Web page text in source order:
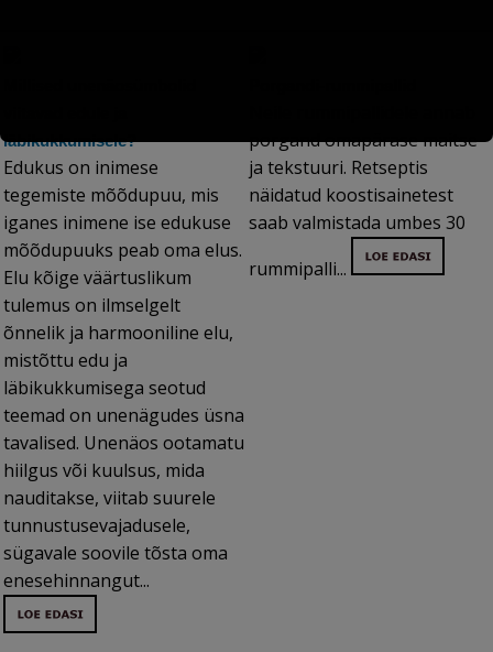
läbikukkumisele?
Edukus on inimese
tegemiste mõõdupuu, mis
iganes inimene ise edukuse
mõõdupuuks peab oma elus.
Elu kõige väärtuslikum
tulemus on ilmselgelt
õnnelik ja harmooniline elu,
mistõttu edu ja
läbikukkumisega seotud
teemad on unenägudes üsna
tavalised. Unenäos ootamatu
hiilgus või kuulsus, mida
nauditakse, viitab suurele
tunnustusevajadusele,
sügavale soovile tõsta oma
enesehinnangut...
porgand omapärase maitse
ja tekstuuri. Retseptis
näidatud koostisainetest
saab valmistada umbes 30
rummipalli...